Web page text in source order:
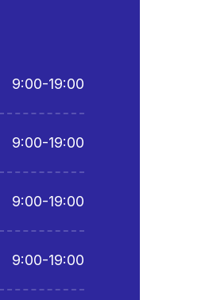
9:00-19:00
9:00-19:00
9:00-19:00
9:00-19:00